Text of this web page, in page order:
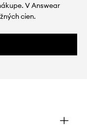
V Answear
cien.